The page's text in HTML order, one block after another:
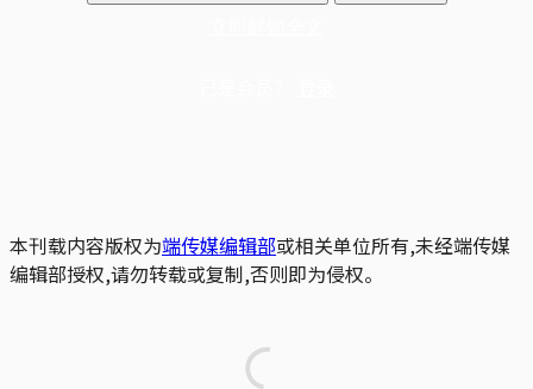
本刊载内容版权为端传媒编辑部或相关单位所有,未经端传媒
编辑部授权,请勿转载或复制,否则即为侵权。